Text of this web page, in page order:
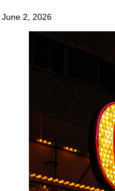
June 2, 2026